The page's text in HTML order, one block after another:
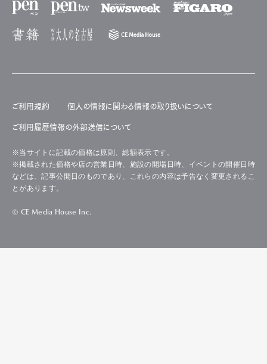
ご利用規約 個人の情報に関わる情報の取り扱いについて
ご利用履歴情報の外部送信について
※当サイトに記載の価格は原則、総額表示です。
※掲載された価格や店の営業日時、施設の開場日時、イベントの開催日時
などは、記事公開日のものであり、これらの内容は予告なく変更されるこ
とがあります。
© CE Media House Inc.